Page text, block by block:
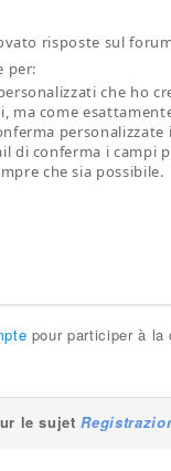
risposte sul
per:
che ho
ma come
di conferma i campi
che sia possibile.
pour participer à la
le sujet